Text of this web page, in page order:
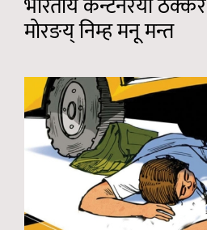
मोरङय् निम्ह मनू मन्त